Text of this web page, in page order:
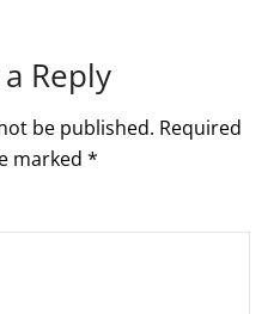
Reply
be published. Required
marked *